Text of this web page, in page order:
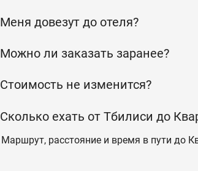
Меня довезут до отеля?
Можно ли заказать заранее?
Стоимость не изменится?
Сколько ехать от Тбилиси до
Маршрут, расстояние и время в пути до